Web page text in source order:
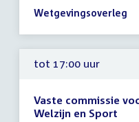
Wetgevingsoverleg
tot 17:00 uur
Vaste commissie
Welzijn en Sport